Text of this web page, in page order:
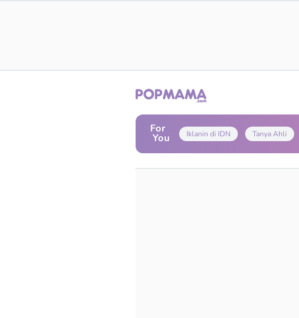
For
You Iklanin di IDN Tanya Ahli